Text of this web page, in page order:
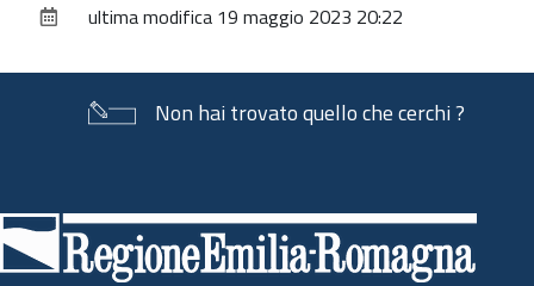
documentoultima modifica 19 maggio 2023 20:22
Non hai trovato quello che cerchi ?
di
pagina